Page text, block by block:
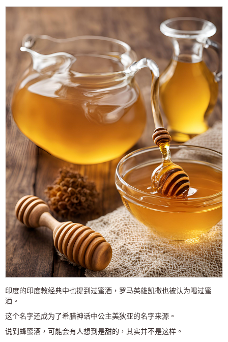
印度的印度教经典中也提到过蜜酒，罗马英雄凯撒也被认为喝过蜜
酒。
这个名字还成为了希腊神话中公主美狄亚的名字来源。
说到蜂蜜酒，可能会有人想到是甜的，其实并不是这样。